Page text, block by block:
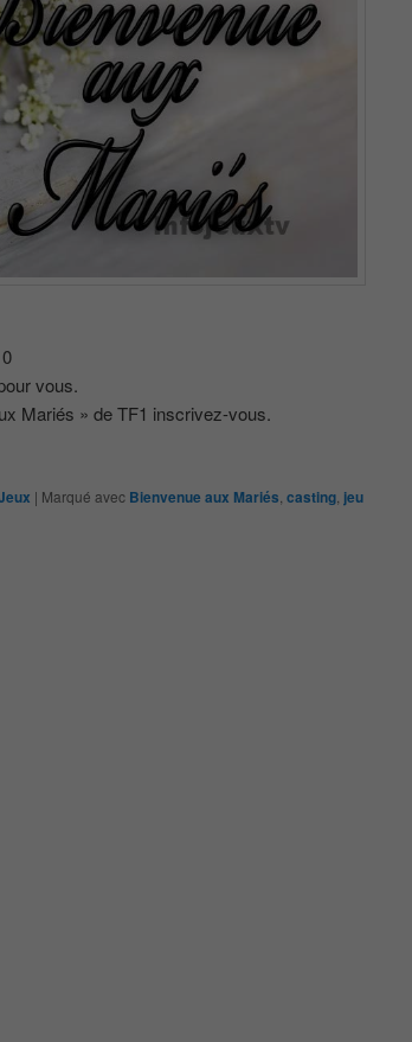
vous.
Mariés » de TF1 inscrivez-vous.
| Marqué avec Bienvenue aux Mariés casting jeu